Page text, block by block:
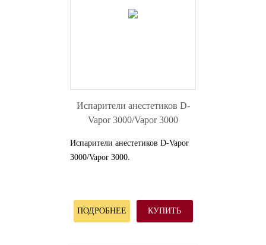
Испарители анестетиков D-
Vapor 3000/Vapor 3000
Испарители анестетиков D-Vapor
3000/Vapor 3000.
ПОДРОБНЕЕ КУПИТЬ